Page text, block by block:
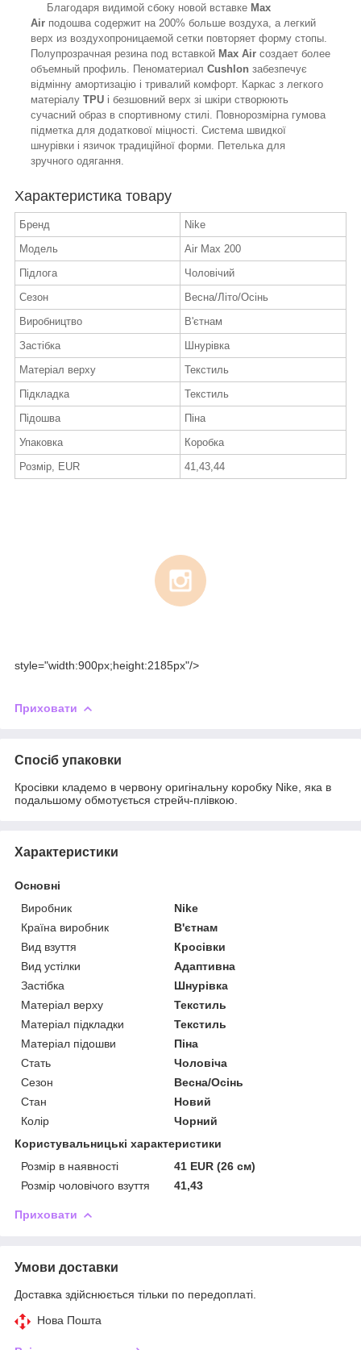
Благодаря видимой сбоку новой вставке Max
Air подошва содержит на 200% больше воздуха, а легкий
верх из воздухопроницаемой сетки повторяет форму стопы.
Полупрозрачная резина под вставкой Max Air создает более
объемный профиль. Пеноматериал Cushlon забезпечує
відмінну амортизацію і тривалий комфорт. Каркас з легкого
матеріалу TPU і безшовний верх зі шкіри створюють
сучасний образ в спортивному стилі. Повнорозмірна гумова
підметка для додаткової міцності. Система швидкої
шнурівки і язичок традиційної форми. Петелька для
зручного одягання.
Характеристика товару
Бренд
Nike
Модель
Air Max 200
Підлога
Чоловічий
Сезон
Весна/Літо/Осінь
Виробництво
В'єтнам
Застібка
Шнурівка
Матеріал верху
Текстиль
Підкладка
Текстиль
Підошва
Піна
Упаковка
Коробка
Розмір, EUR
41,43,44
style="width:900px;height:2185px"/>
Приховати
Спосіб упаковки
Кросівки кладемо в червону оригінальну коробку Nike, яка в
подальшому обмотується стрейч-плівкою.
Характеристики
Основні
Виробник
Nike
Країна виробник
В'єтнам
Вид взуття
Кросівки
Вид устілки
Адаптивна
Застібка
Шнурівка
Матеріал верху
Текстиль
Матеріал підкладки
Текстиль
Матеріал підошви
Піна
Стать
Чоловіча
Сезон
Весна/Осінь
Стан
Новий
Колір
Чорний
Користувальницькі характеристики
Розмір в наявності
41 EUR (26 см)
Розмір чоловічого взуття
41,43
Приховати
Умови доставки
Доставка здійснюється тільки по передоплаті.
Нова Пошта